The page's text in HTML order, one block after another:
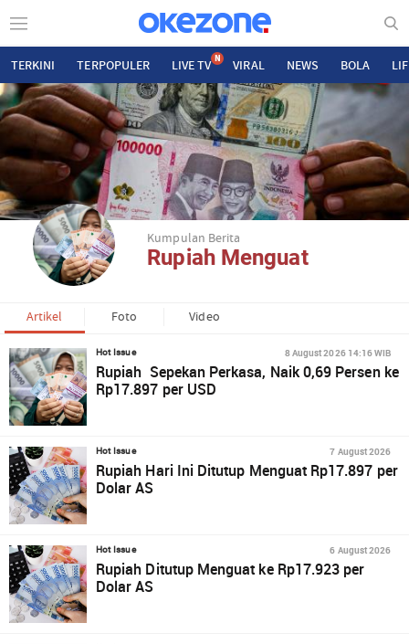
TERKINI TERPOPULER LIVE TV N VIRAL NEWS BOLA
Kumpulan Berita
Rupiah Menguat
Artikel Foto Video
Hot Issue 8 August 2026 14:16 WIB
Rupiah Sepekan Perkasa, Naik 0,69 Persen ke
Rp17.897 per USD
Hot Issue 7 August 2026
Rupiah Hari Ini Ditutup Menguat Rp17.897 per
Dolar AS
Hot Issue 6 August 2026
Rupiah Ditutup Menguat ke Rp17.923 per
Dolar AS